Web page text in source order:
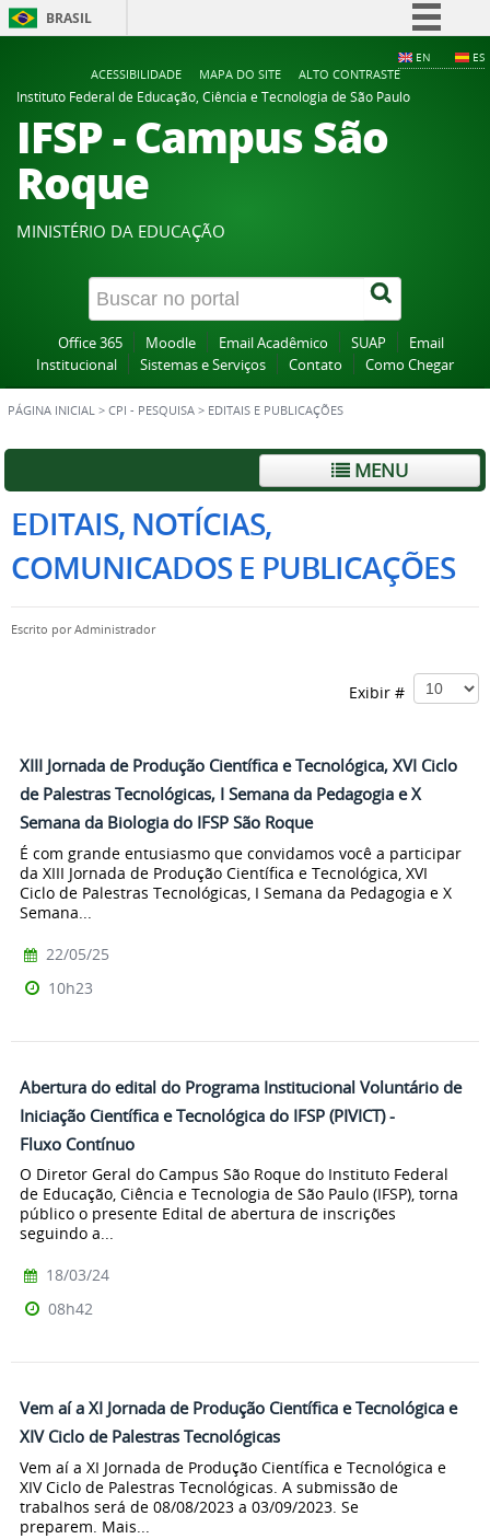
BRASIL
Comunica BR
Participe
Acesso à informação
EN ES
ACESSIBILIDADE MAPA DO SITE
ALTO CONTRASTE
Instituto Federal de Educação, Ciência e Tecnologia de São Paulo
IFSP - Campus São
Roque
MINISTÉRIO DA EDUCAÇÃO
Office 365 Moodle Email Acadêmico SUAP
Email
Institucional
Sistemas e Serviços Contato Como Chegar
PÁGINA INICIAL > CPI - PESQUISA > EDITAIS E PUBLICAÇÕES
MENU
EDITAIS, NOTÍCIAS,
COMUNICADOS E PUBLICAÇÕES
Escrito porAdministrador
Exibir #
XIII Jornada de Produção Científica e Tecnológica, XVI Ciclo
de Palestras Tecnológicas, I Semana da Pedagogia e X
Semana da Biologia do IFSP São Roque
É com grande entusiasmo que convidamos você a participar
da XIII Jornada de Produção Científica e Tecnológica, XVI
Ciclo de Palestras Tecnológicas, I Semana da Pedagogia e X
Semana...
22/05/25
10h23
Abertura do edital do Programa Institucional Voluntário de
Iniciação Científica e Tecnológica do IFSP (PIVICT) -
Fluxo Contínuo
O Diretor Geral do Campus São Roque do Instituto Federal
de Educação, Ciência e Tecnologia de São Paulo (IFSP), torna
público o presente Edital de abertura de inscrições
seguindo a...
18/03/24
08h42
Vem aí a XI Jornada de Produção Científica e Tecnológica e
XIV Ciclo de Palestras Tecnológicas
Vem aí a XI Jornada de Produção Científica e Tecnológica e
XIV Ciclo de Palestras Tecnológicas. A submissão de
trabalhos será de 08/08/2023 a 03/09/2023. Se
preparem. Mais...